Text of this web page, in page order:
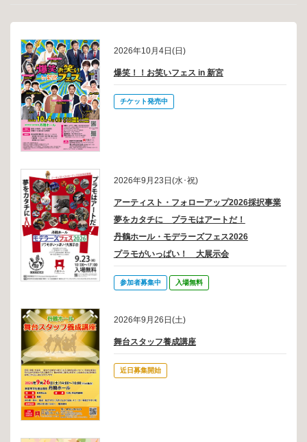
2026/05/28 お知らせ
丹鶴ホール6月使用調整会議
2026/05/10 お知らせ
「石川さゆりコンサート ～極上のアンサンブル～」当日券の販売につ
いて
劇団四季 ファミリーミュージカル『はじまりの樹の神話～こそあどの
森の物語～』のPVを公開しました
2026/05/04 募集
「１DAYスタジオバンド体験」募集終了のお知らせ
2026年10月4日(日)
爆笑！！お笑いフェス in 新宮
チケット発売中
2026年9月23日(水･祝)
アーティスト・フォローアップ2026採択事業
夢をカタチに プラモはアートだ！
丹鶴ホール・モデラーズフェス2026
プラモがいっぱい！ 大展示会
参加者募集中 入場無料
2026年9月26日(土)
舞台スタッフ養成講座
近日募集開始